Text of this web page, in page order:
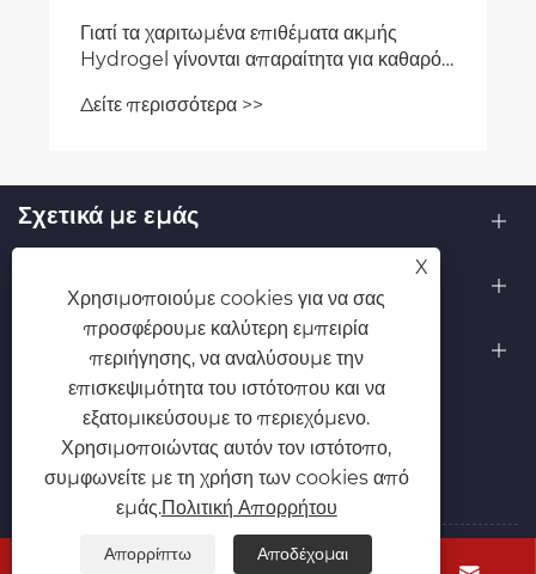
Γιατί τα χαριτωμένα επιθέματα ακμής
Hydrogel γίνονται απαραίτητα για καθαρό
Δείτε περισσότερα >>
Σχετικά με εμάς
Επικοινωνήστε μαζί μας
ΑΚΟΛΟΥΘΗΣΕ ΜΑΣ
X
Χρησιμοποιούμε cookies για να σας
προσφέρουμε καλύτερη εμπειρία
περιήγησης, να αναλύσουμε την
επισκεψιμότητα του ιστότοπου και να
εξατομικεύσουμε το περιεχόμενο.
Χρησιμοποιώντας αυτόν τον ιστότοπο,
συμφωνείτε με τη χρήση των cookies από
εμάς.Πολιτική Απορρήτου
Απορρίπτω Αποδέχομαι